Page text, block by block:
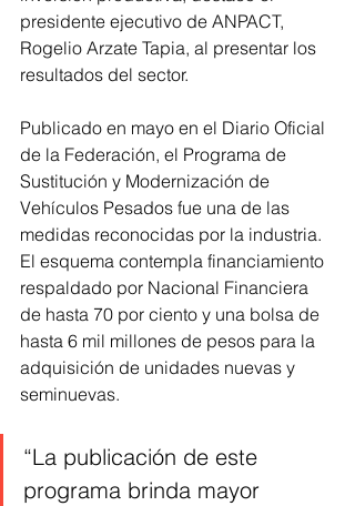
presidente ejecutivo de ANPACT,
Rogelio Arzate Tapia, al presentar los
resultados del sector.
Publicado en mayo en el Diario Oficial
de la Federación, el Programa de
Sustitución y Modernización de
Vehículos Pesados fue una de las
medidas reconocidas por la industria.
El esquema contempla financiamiento
respaldado por Nacional Financiera
de hasta 70 por ciento y una bolsa de
hasta 6 mil millones de pesos para la
adquisición de unidades nuevas y
seminuevas.
“La publicación de este
programa brinda mayor